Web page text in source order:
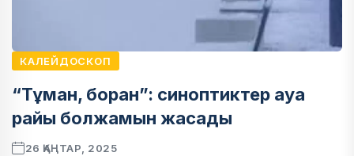
КАЛЕЙДОСКОП
“Тұман, боран”: синоптиктер ауа
райы болжамын жасады
26 ҚАҢТАР, 2025